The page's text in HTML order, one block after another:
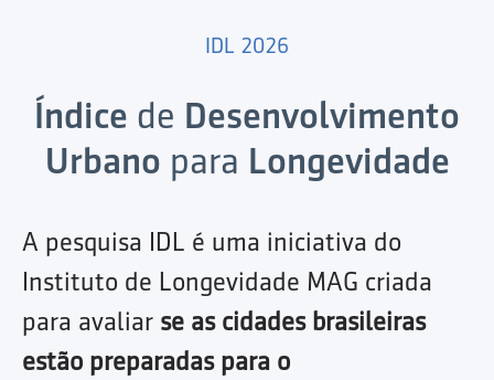
IDL 2026
Índice de Desenvolvimento
Urbano para Longevidade
A pesquisa IDL é uma iniciativa do
Instituto de Longevidade MAG criada
para avaliar se as cidades brasileiras
estão preparadas para o